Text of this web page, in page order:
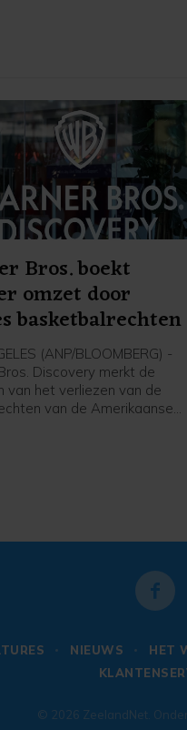
Bros. boekt
omzet door
basketbalrechten
(ANP/BLOOMBERG) -
Discovery merkt de
van het verliezen van de
van de Amerikaanse
NIEUWS HET
© 2026 ZeelandNet .